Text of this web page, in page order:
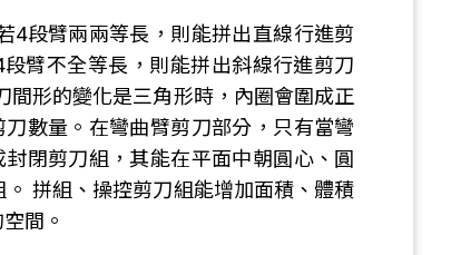
4段臂兩兩等長，則能拼出直線行進剪
臂不全等長，則能拼出斜線行進剪刀
形的變化是三角形時，內圈會圍成正
數量。在彎曲臂剪刀部分，只有當彎
閉剪刀組，其能在平面中朝圓心、圓
拼組、操控剪刀組能增加面積、體積
間。